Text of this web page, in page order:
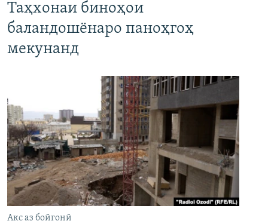
Таҳхонаи биноҳои
баландошёнаро паноҳгоҳ
мекунанд
Акс аз бойгонӣ